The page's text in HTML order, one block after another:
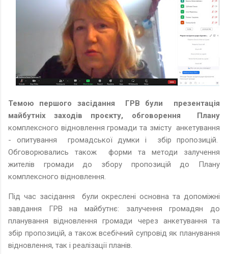
Темою першого засідання ГРВ були презентація
майбутніх заходів проєкту, обговорення Плану
комплексного відновлення громади та змісту анкетування
- опитування громадської думки і збір пропозицій.
Обговорювались також форми та методи залучення
жителів громади до збору пропозицій до Плану
комплексного відновлення.
Під час засідання були окреслені основна та допоміжні
завдання ГРВ на майбутнє: залучення громадян до
планування відновлення громади через анкетування та
збір пропозицій, а також всебічний супровід як планування
відновлення, так і реалізації планів.